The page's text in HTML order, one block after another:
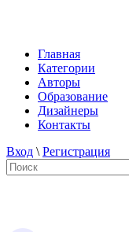
Главная
Категории
Авторы
Образование
Дизайнеры
Контакты
Вход \ Регистрация